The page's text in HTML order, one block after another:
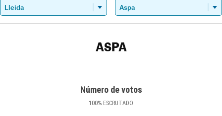
ASPA
Número de votos
100% ESCRUTADO